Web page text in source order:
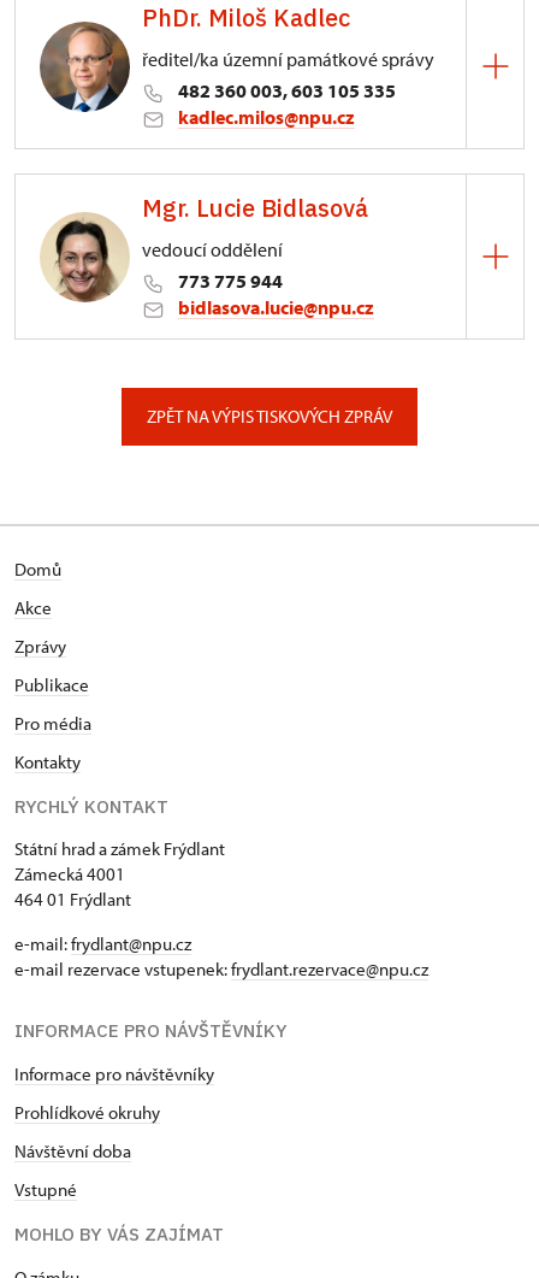
PhDr. Miloš Kadlec
ředitel/ka územní památkové správy
482 360 003, 603 105 335
kadlec.milos@npu.cz
3/, Sychrov 3
Mgr. Lucie Bidlasová
vedoucí oddělení
773 775 944
bidlasova.lucie@npu.cz
ZPĚT NA VÝPIS TISKOVÝCH ZPRÁV
Domů
Akce
Zprávy
Publikace
Pro média
Kontakty
RYCHLÝ KONTAKT
Státní hrad a zámek Frýdlant
Zámecká 4001
464 01 Frýdlant
e-mail:frydlant@npu.cz
e-mail rezervace vstupenek:frydlant.rezervace@npu.cz
INFORMACE PRO NÁVŠTĚVNÍKY
Informace pro návštěvníky
Prohlídkové okruhy
Návštěvní doba
Vstupné
MOHLO BY VÁS ZAJÍMAT